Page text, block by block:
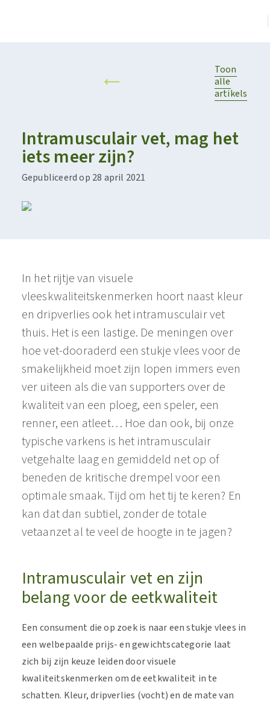
Toon
alle
artikels
Intramusculair vet, mag het
iets meer zijn?
Gepubliceerd op 28 april 2021
In het rijtje van visuele
vleeskwaliteitskenmerken hoort naast kleur
en dripverlies ook het intramusculair vet
thuis. Het is een lastige. De meningen over
hoe vet-dooraderd een stukje vlees voor de
smakelijkheid moet zijn lopen immers even
ver uiteen als die van supporters over de
kwaliteit van een ploeg, een speler, een
renner, een atleet… Hoe dan ook, bij onze
typische varkens is het intramusculair
vetgehalte laag en gemiddeld net op of
beneden de kritische drempel voor een
optimale smaak. Tijd om het tij te keren? En
kan dat dan subtiel, zonder de totale
vetaanzet al te veel de hoogte in te jagen?
Intramusculair vet en zijn
belang voor de eetkwaliteit
Een consument die op zoek is naar een stukje vlees in
een welbepaalde prijs- en gewichtscategorie laat
zich bij zijn keuze leiden door visuele
kwaliteitskenmerken om de eetkwaliteit in te
schatten. Kleur, dripverlies (vocht) en de mate van